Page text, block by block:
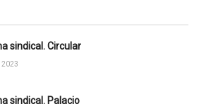
sindical. Circular
2023
sindical. Palacio